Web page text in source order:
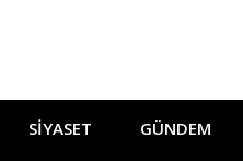
SIYASET GÜNDEM